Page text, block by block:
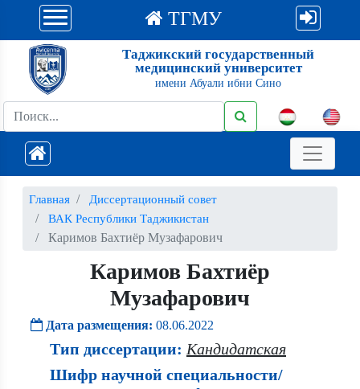
ТГМУ
Таджикский государственный
медицинский университет
имени Абуали ибни Сино
Главная
Диссертационный совет
ВАК Республики Таджикистан
Каримов Бахтиёр Музафарович
Каримов Бахтиёр
Музафарович
Дата размещения: 08.06.2022
Тип диссертации: Кандидатская
Шифр научной специальности/